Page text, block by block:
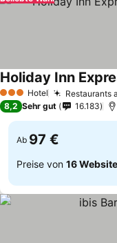
3 SterneHotel Restaurants
8,2 Sehr gut 16.183
Ab 97 €
Preise von 16